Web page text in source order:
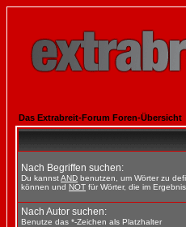
Das Extrabreit-Forum Foren-Übersicht
Nach Begriffen suchen:
Du kannstAND benutzen, um Wörter zu
können und NOT für Wörter, die im
Nach Autor suchen:
Benutze das *-Zeichen als Platzhalter